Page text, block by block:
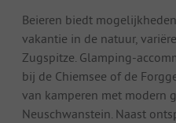
Beieren biedt
vakantie in de natuur,
Zugspitze. Glamping-
bij de Chiemsee of de
van kamperen met modern
Neuschwanstein. Naast